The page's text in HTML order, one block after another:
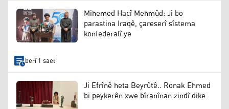
Mihemed Hacî Mehmûd: Ji bo
parastina Iraqê, çareserî sîstema
konfederalî ye
berî 1 saet
Ji Efrînê heta Beyrûtê.. Ronak Ehmed
bi peykerên xwe bîranînan zindî dike